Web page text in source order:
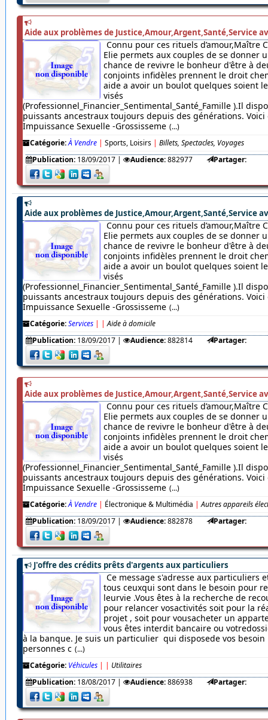
Aide aux problèmes de Justice,Amour,Argent,Santé,Service
Connu pour ces rituels d’amour,Maître
Elie permets aux couples de se donner
chance de revivre le bonheur d'être à
conjoints infidèles prennent le droit
aide a avoir un boulot quelques soient
visés
(Professionnel_Financier_Sentimental_Santé_Famille ).Il
puissants ancestraux toujours depuis des générations. Voici
Impuissance Sexuelle -Grossisseme (...)
Catégorie:À Vendre | Sports, Loisirs | Billets, Spectacles, Voyages
Publication: 18/09/2017| Audience:882977 Partager:
Aide aux problèmes de Justice,Amour,Argent,Santé,Service
Connu pour ces rituels d’amour,Maître
Elie permets aux couples de se donner
chance de revivre le bonheur d'être à
conjoints infidèles prennent le droit
aide a avoir un boulot quelques soient
visés
(Professionnel_Financier_Sentimental_Santé_Famille ).Il
puissants ancestraux toujours depuis des générations. Voici
Impuissance Sexuelle -Grossisseme (...)
Catégorie:Services | | Aide à domicile
Publication: 18/09/2017| Audience:882814 Partager:
Aide aux problèmes de Justice,Amour,Argent,Santé,Service
Connu pour ces rituels d’amour,Maître
Elie permets aux couples de se donner
chance de revivre le bonheur d'être à
conjoints infidèles prennent le droit
aide a avoir un boulot quelques soient
visés
(Professionnel_Financier_Sentimental_Santé_Famille ).Il
puissants ancestraux toujours depuis des générations. Voici
Impuissance Sexuelle -Grossisseme (...)
Catégorie:À Vendre | Électronique & Multimédia | Autres appareils
Publication: 18/09/2017| Audience:882878 Partager:
J'offre des crédits prêts d'argents aux particuliers
Ce message s'adresse aux particuliers
tous ceuxqui sont dans le besoin pour
leurvie .Vous êtes à la recherche de
pour relancer vosactivités soit pour la
projet , soit pour vousacheter un
vous êtes interdit bancaire ou
à la banque. Je suis un particulier qui disposede vos
personnes c (...)
Catégorie: Véhicules | | Utilitaires
Publication: 18/08/2017| Audience:886938 Partager: